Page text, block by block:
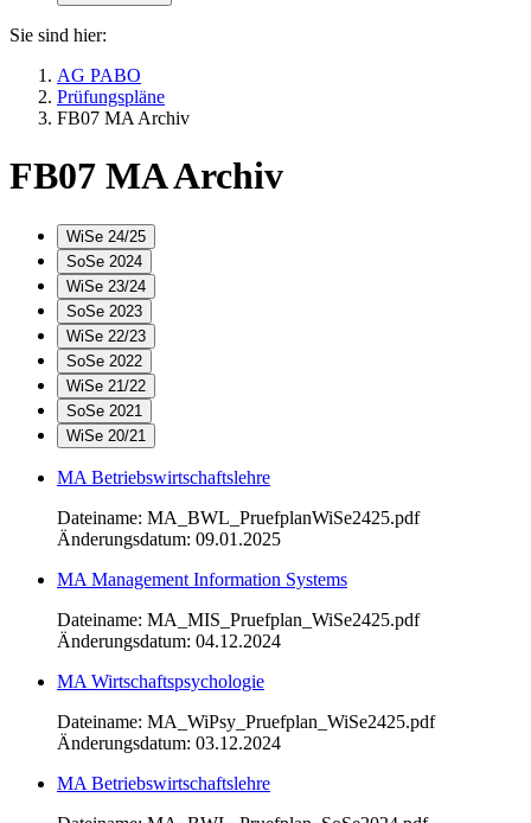
Sie sind hier:
AG PABO
Prüfungspläne
FB07 MA Archiv
FB07 MA Archiv
WiSe 24/25
SoSe 2024
WiSe 23/24
SoSe 2023
WiSe 22/23
SoSe 2022
WiSe 21/22
SoSe 2021
WiSe 20/21
MA Betriebswirtschaftslehre
Dateiname: MA_BWL_PruefplanWiSe2425.pdf
Änderungsdatum: 09.01.2025
MA Management Information Systems
Dateiname: MA_MIS_Pruefplan_WiSe2425.pdf
Änderungsdatum: 04.12.2024
MA Wirtschaftspsychologie
Dateiname: MA_WiPsy_Pruefplan_WiSe2425.pdf
Änderungsdatum: 03.12.2024
MA Betriebswirtschaftslehre